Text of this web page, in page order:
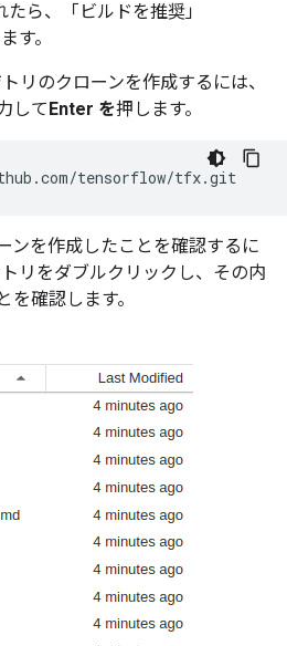
ら、「ビルドを推奨」
す。
リのクローンを作成するには、
して Enter を押します。
ンを作成したことを確認するに
リをダブルクリックし、その内
を確認します。